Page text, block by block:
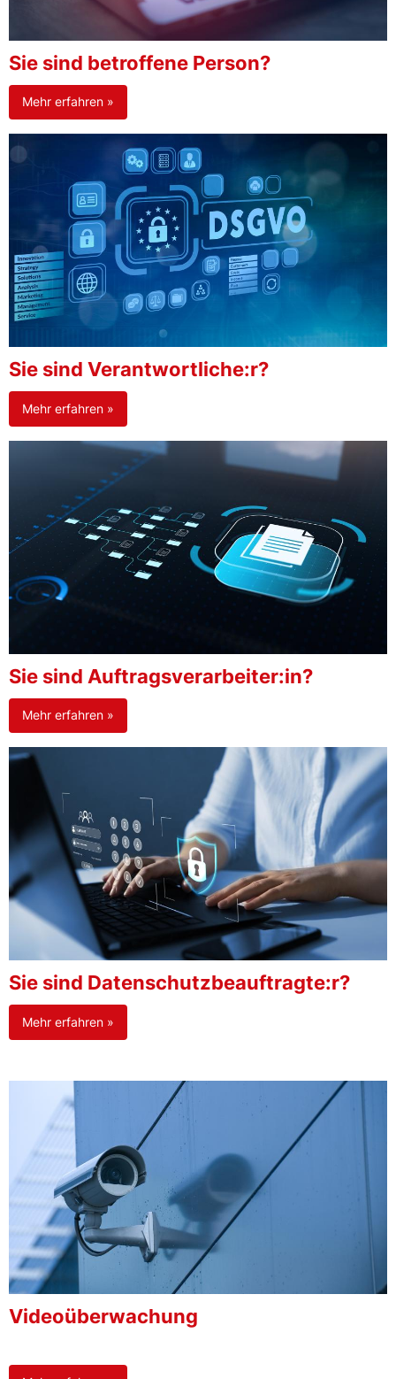
Sie sind betroffene Person?
Mehr erfahren »
Sie sind Verantwortliche:r?
Mehr erfahren »
Sie sind Auftragsverarbeiter:in?
Mehr erfahren »
Sie sind Datenschutzbeauftragte:r?
Mehr erfahren »
Videoüberwachung